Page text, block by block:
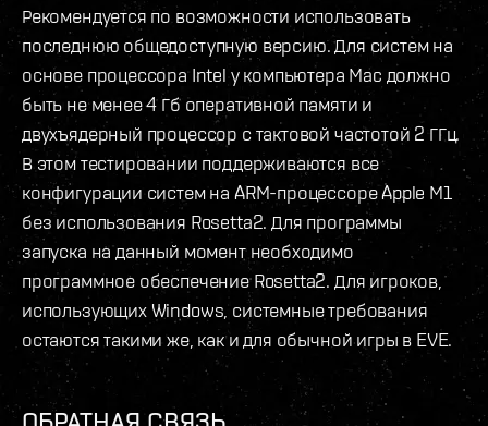
Рекомендуется по возможности использовать
последнюю общедоступную версию. Для систем на
основе процессора Intel у компьютера Mac должно
быть не менее 4 Гб оперативной памяти и
двухъядерный процессор с тактовой частотой 2 ГГц.
В этом тестировании поддерживаются все
конфигурации систем на ARM-процессоре Apple M1
без использования Rosetta2. Для программы
запуска на данный момент необходимо
программное обеспечение Rosetta2. Для игроков,
использующих Windows, системные требования
остаются такими же, как и для обычной игры в EVE.